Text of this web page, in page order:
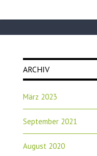
ARCHIV
März 2023
September 2021
August 2020